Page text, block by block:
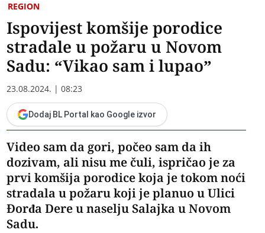
REGION
Ispovijest komšije porodice
stradale u požaru u Novom
Sadu: “Vikao sam i lupao”
23.08.2024. | 08:23
Dodaj BL Portal kao Google izvor
Video sam da gori, počeo sam da ih
dozivam, ali nisu me čuli, ispričao je za
prvi komšija porodice koja je tokom noći
stradala u požaru koji je planuo u Ulici
Đorđa Dere u naselju Salajka u Novom
Sadu.